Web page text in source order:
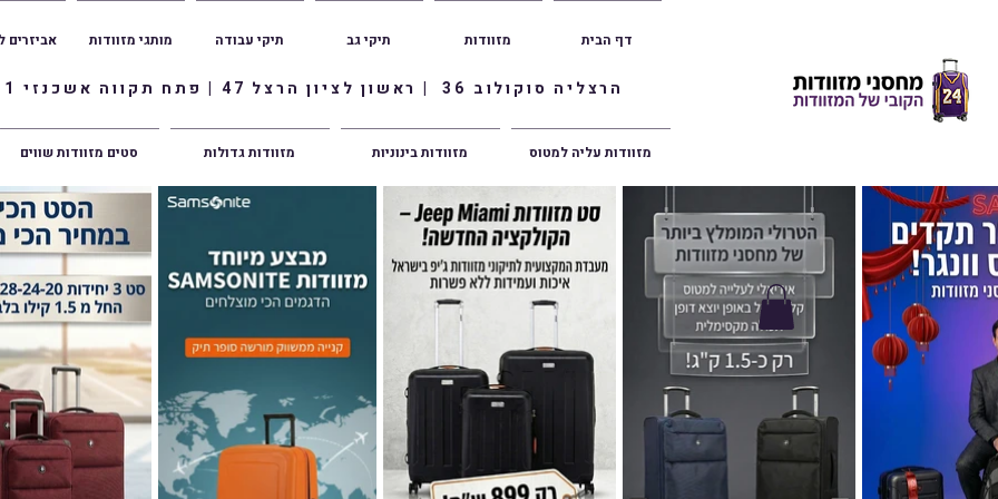
הרצליה סוקולוב 36 | ראשון לציון הרצל 47 | פתח תקווה אשכנזי 1
אביזרים מותגי מזוודות תיקי עבודה תיקי גב מזוודות דף הבית
סטים מזוודות שווים מזוודות גדולות מזוודות בינוניות מזוודות עליה למטוס